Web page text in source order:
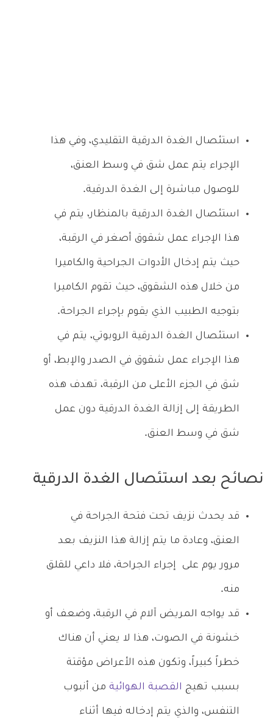
استئصال الغدة الدرقية التقليدي، وفي هذا
الإجراء يتم عمل شق في وسط العنق،
للوصول مباشرة إلى الغدة الدرقية.
استئصال الغدة الدرقية بالمنظار، يتم في
هذا الإجراء عمل شقوق أصغر في الرقبة،
حيث يتم إدخال الأدوات الجراحية والكاميرا
من خلال هذه الشقوق، حيث تقوم الكاميرا
بتوجيه الطبيب الذي يقوم بإجراء الجراحة.
استئصال الغدة الدرقية الروبوتي، يتم في
هذا الإجراء عمل شقوق في الصدر والإبط، أو
شق في الجزء الأعلى من الرقبة، تهدف هذه
الطريقة إلى إزالة الغدة الدرقية دون عمل
شق في وسط العنق.
نصائح بعد استئصال الغدة الدرقية
قد يحدث نزيف تحت فتحة الجراحة في
العنق، وعادة ما يتم إزالة هذا النزيف بعد
مرور يوم على إجراء الجراحة، فلا داعي للقلق
منه.
قد يواجه المريض آلام في الرقبة، وضعف أو
خشونة في الصوت، هذا لا يعني أن هناك
خطراً كبيراً، وتكون هذه الأعراض مؤقتة
بسبب تهيج القصبة الهوائية من أنبوب
التنفس، والذي يتم إدخاله فيها أثناء